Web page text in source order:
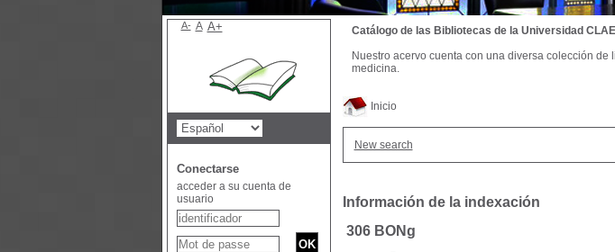
Inicio
New search
Información de la indexación
306 BONg
Catálogo de las Bibliotecas de la Universidad
Nuestro acervo cuenta con una diversa colección
medicina.
A- A A+
Conectarse
acceder a su cuenta de
usuario